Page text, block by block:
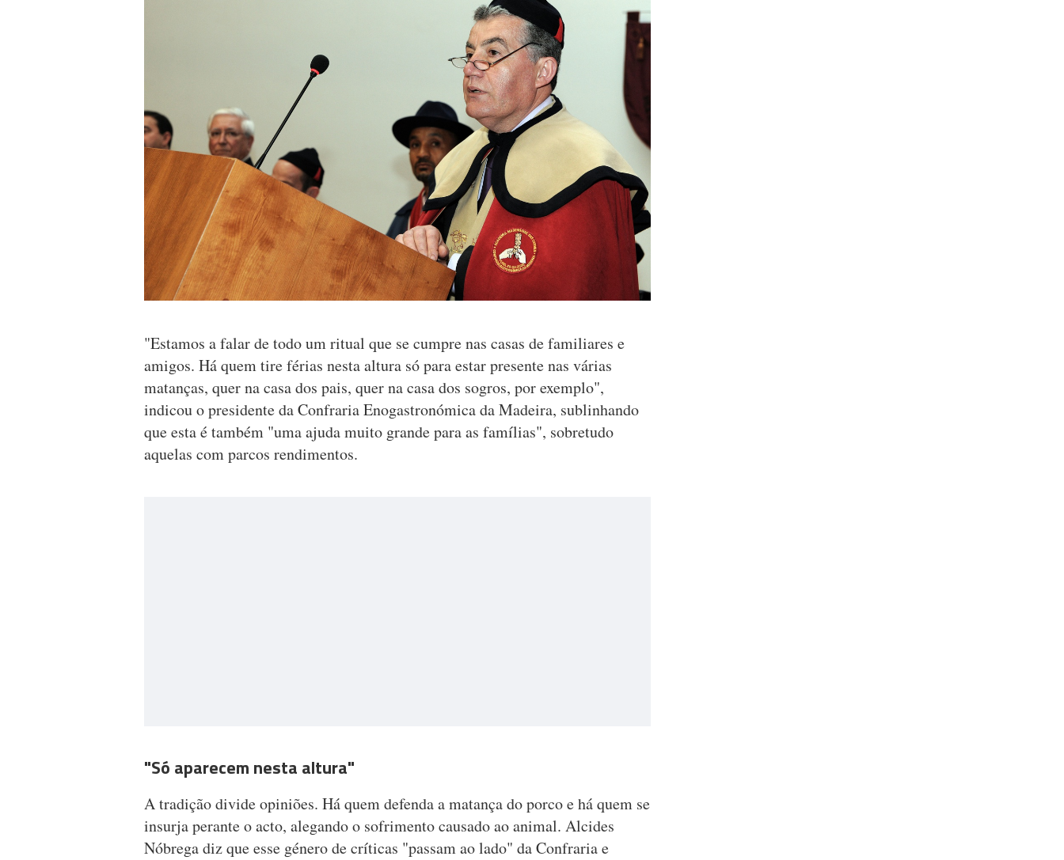
"Estamos a falar de todo um ritual que se cumpre nas casas de familiares e
amigos. Há quem tire férias nesta altura só para estar presente nas várias
matanças, quer na casa dos pais, quer na casa dos sogros, por exemplo",
indicou o presidente da Confraria Enogastronómica da Madeira, sublinhando
que esta é também "uma ajuda muito grande para as famílias", sobretudo
aquelas com parcos rendimentos.
"Só aparecem nesta altura"
A tradição divide opiniões. Há quem defenda a matança do porco e há quem se
insurja perante o acto, alegando o sofrimento causado ao animal. Alcides
Nóbrega diz que esse género de críticas "passam ao lado" da Confraria e